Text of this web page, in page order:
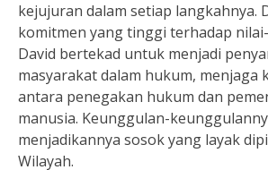
kejujuran dalam setiap langkahnya.
komitmen yang tinggi terhadap
David bertekad untuk menjadi
masyarakat dalam hukum, menjaga
antara penegakan hukum dan
manusia. Keunggulan-
menjadikannya sosok yang layak
Wilayah.